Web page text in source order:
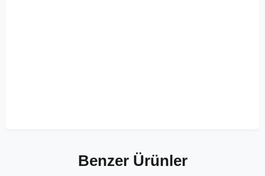
Benzer Ürünler